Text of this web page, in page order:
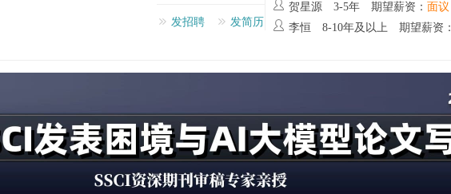
发招聘 发简历
贺星源 3-5年 期望薪资： 面议
李恒 8-10年及以上 期望薪资：